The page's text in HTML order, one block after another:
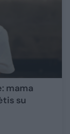
mama
su